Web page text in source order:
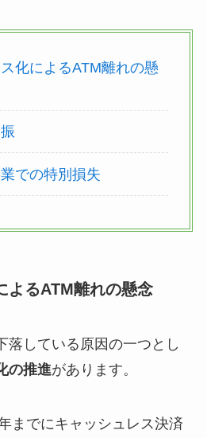
化によるATM離れの懸
での特別損失
よるATM離れの懸念
落している原因の一つとし
の推進があります。
までにキャッシュレス決済